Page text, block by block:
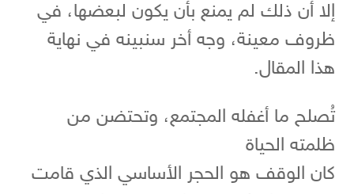
إلا أن ذلك لم يمنع بأن يكون لبعضها، في
ظروف معينة، وجه أخر سنبينه في نهاية
هذا المقال.
تُصلح ما أغفله المجتمع، وتحتضن من
ظلمته الحياة
كان الوقف هو الحجر الأساسي الذي قامت